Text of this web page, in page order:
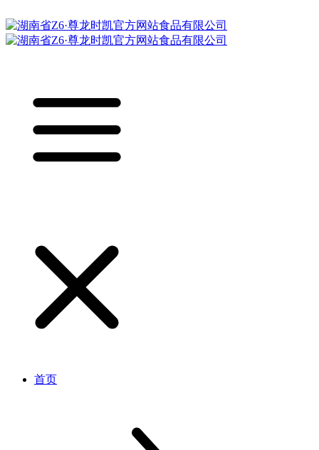
首页